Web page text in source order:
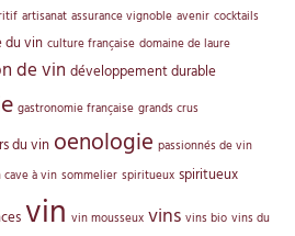
artisanat assurance vignoble avenir cocktails
du vin culture française domaine de laure
de vin développement durable
gastronomie française grands crus
du vin oenologie passionnés de vin
à vin sommelier spiritueux spiritueux
vin vin mousseux vins vins bio vins du